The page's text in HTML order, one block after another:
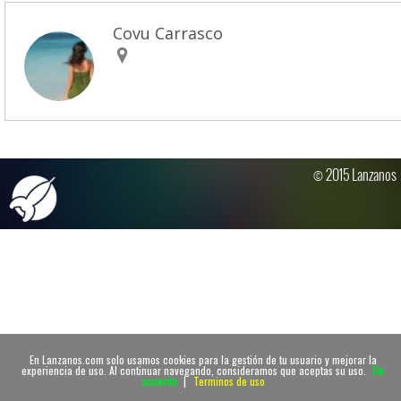
En Lanzanos.com solo usamos cookies para la gestión de tu usuario y mejorar la
experiencia de uso. Al continuar navegando, consideramos que aceptas su uso. De
acuerdo | Terminos de uso
Covu Carrasco
© 2015 Lanzanos